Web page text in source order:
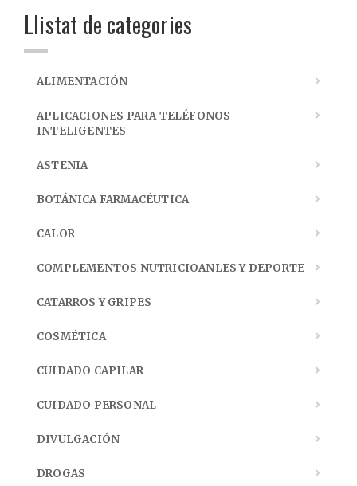
Llistat de categories
ALIMENTACIÓN
APLICACIONES PARA TELÉFONOS
INTELIGENTES
ASTENIA
BOTÁNICA FARMACÉUTICA
CALOR
COMPLEMENTOS NUTRICIOANLES Y DEPORTE
CATARROS Y GRIPES
COSMÉTICA
CUIDADO CAPILAR
CUIDADO PERSONAL
DIVULGACIÓN
DROGAS